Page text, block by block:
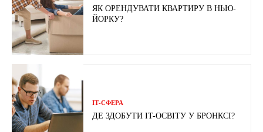
ЯК ОРЕНДУВАТИ КВАРТИРУ В НЬЮ-
ЙОРКУ?
ІТ-СФЕРА
ДЕ ЗДОБУТИ IT-ОСВІТУ У БРОНКСІ?